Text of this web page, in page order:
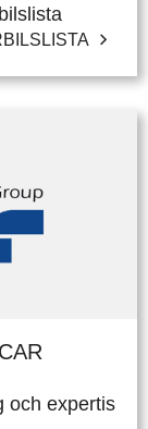
och expertis